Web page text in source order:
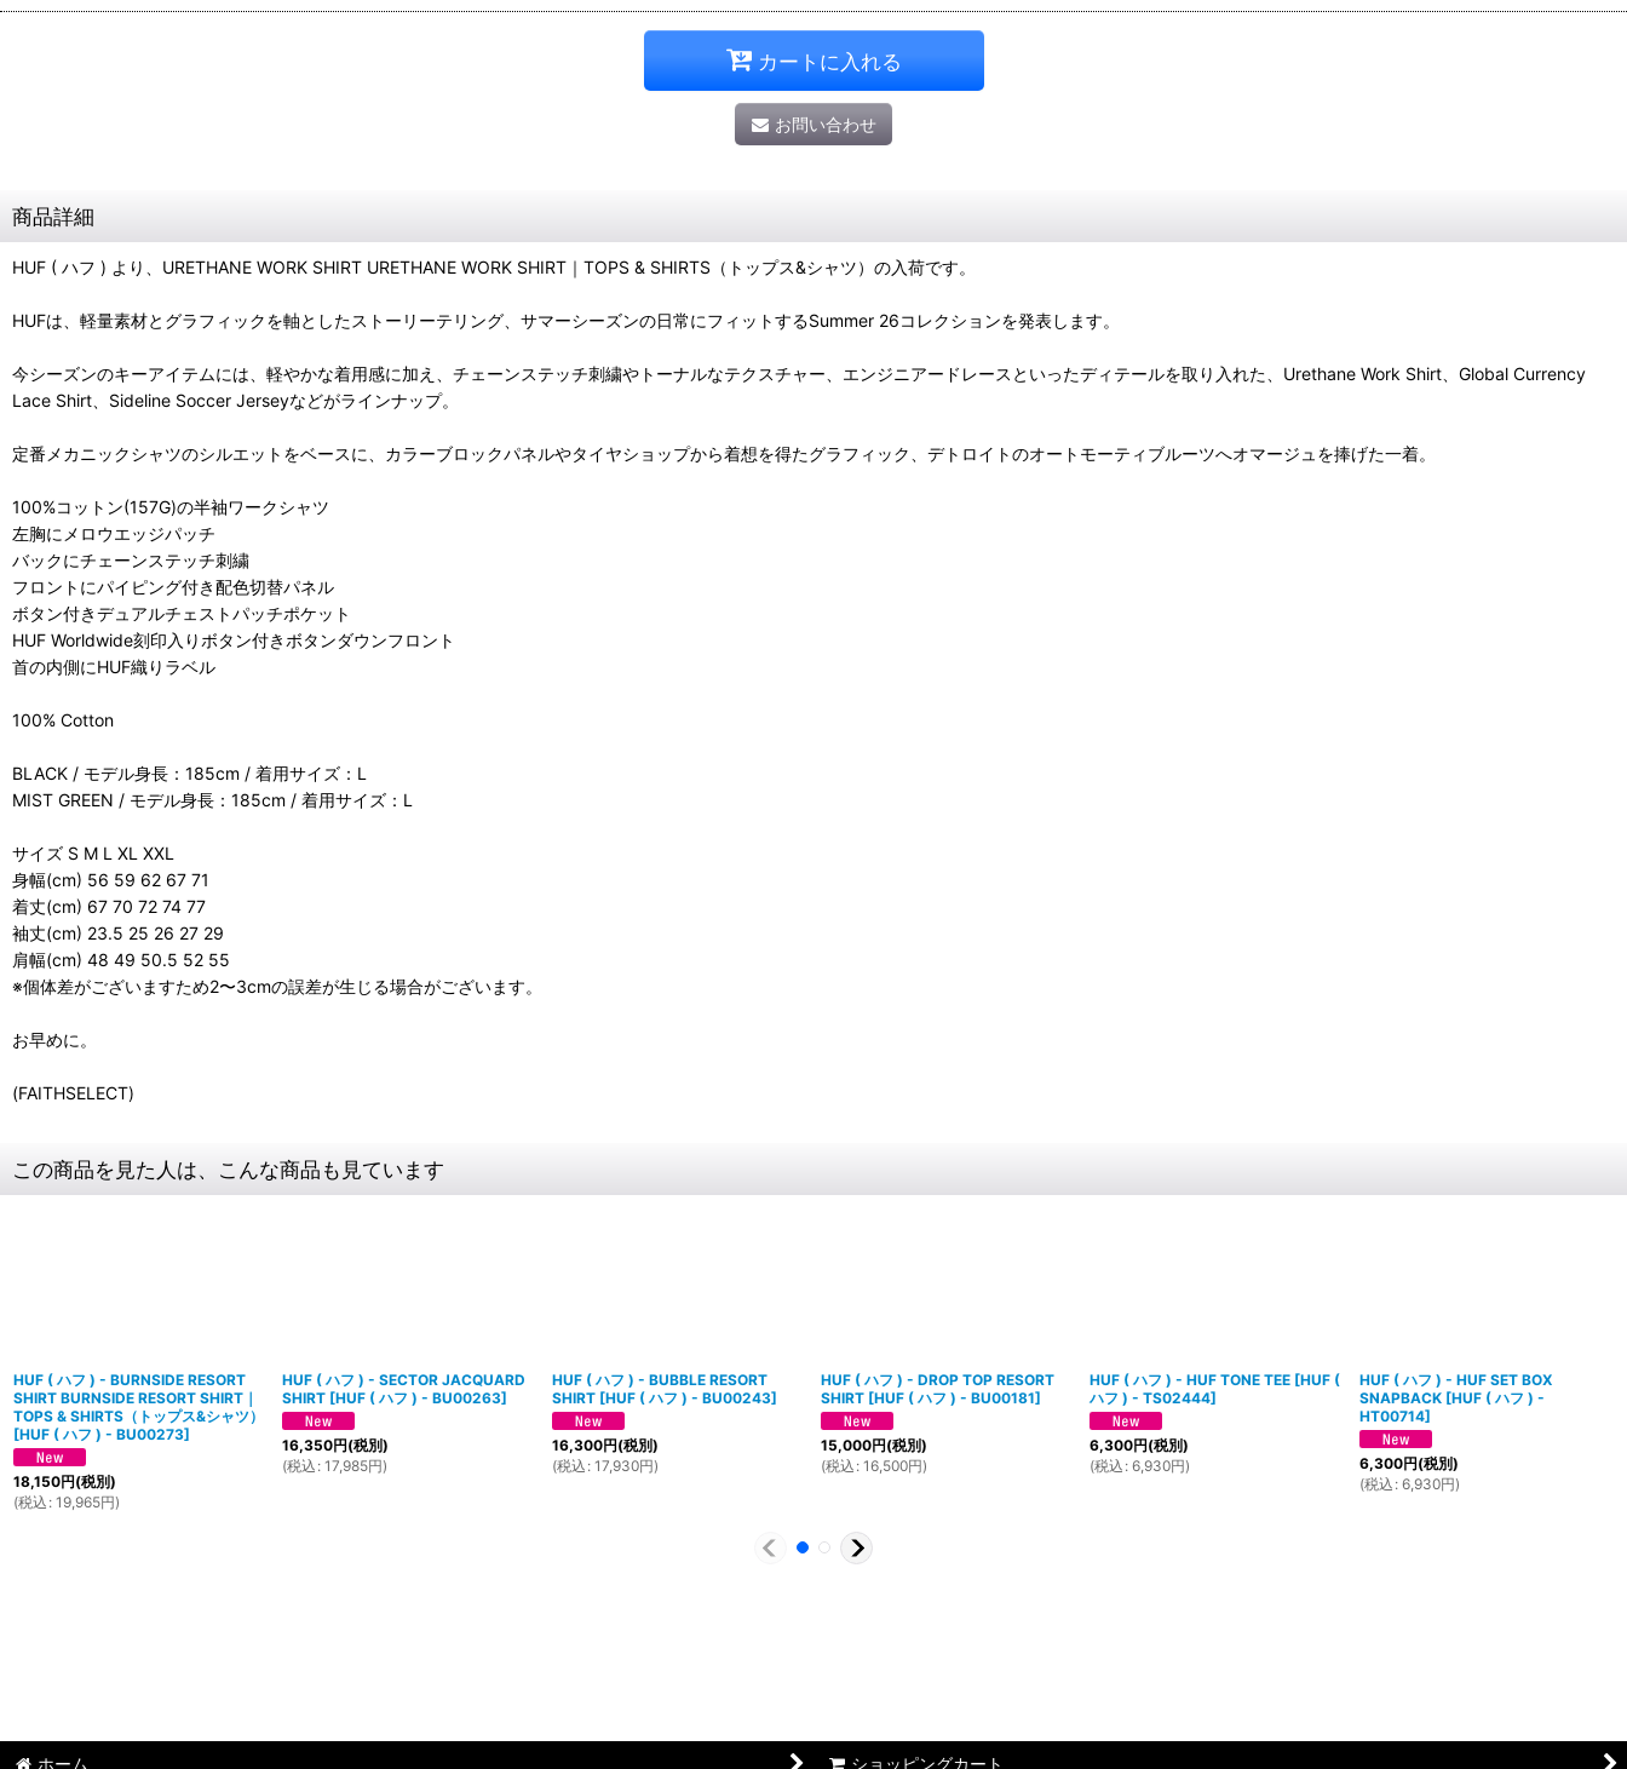
カートに入れる
お問い合わせ
商品詳細
HUF ( ハフ ) より、URETHANE WORK SHIRT URETHANE WORK SHIRT｜TOPS & SHIRTS（トップス&シャツ）の入荷です。
HUFは、軽量素材とグラフィックを軸としたストーリーテリング、サマーシーズンの日常にフィットするSummer 26コレクションを発表します。
今シーズンのキーアイテムには、軽やかな着用感に加え、チェーンステッチ刺繍やトーナルなテクスチャー、エンジニアードレースといったディテールを取り入れた、Urethane Work Shirt、Global Currency
Lace Shirt、Sideline Soccer Jerseyなどがラインナップ。
定番メカニックシャツのシルエットをベースに、カラーブロックパネルやタイヤショップから着想を得たグラフィック、デトロイトのオートモーティブルーツへオマージュを捧げた一着。
100%コットン(157G)の半袖ワークシャツ
左胸にメロウエッジパッチ
バックにチェーンステッチ刺繍
フロントにパイピング付き配色切替パネル
ボタン付きデュアルチェストパッチポケット
HUF Worldwide刻印入りボタン付きボタンダウンフロント
首の内側にHUF織りラベル
100% Cotton
BLACK / モデル身長：185cm / 着用サイズ：L
MIST GREEN / モデル身長：185cm / 着用サイズ：L
サイズ S M L XL XXL
身幅(cm) 56 59 62 67 71
着丈(cm) 67 70 72 74 77
袖丈(cm) 23.5 25 26 27 29
肩幅(cm) 48 49 50.5 52 55
※個体差がございますため2〜3cmの誤差が生じる場合がございます。
お早めに。
(FAITHSELECT)
この商品を見た人は、こんな商品も見ています
HUF ( ハフ ) - BURNSIDE RESORT
SHIRT BURNSIDE RESORT SHIRT｜
TOPS & SHIRTS（トップス&シャツ）
[HUF ( ハフ ) - BU00273]
18,150円(税別)
(税込 : 19,965円)
HUF ( ハフ ) - SECTOR JACQUARD
SHIRT [HUF ( ハフ ) - BU00263]
16,350円(税別)
(税込 : 17,985円)
HUF ( ハフ ) - BUBBLE RESORT
SHIRT [HUF ( ハフ ) - BU00243]
16,300円(税別)
(税込 : 17,930円)
HUF ( ハフ ) - DROP TOP RESORT
SHIRT [HUF ( ハフ ) - BU00181]
15,000円(税別)
(税込 : 16,500円)
HUF ( ハフ ) - HUF TONE TEE [HUF (
ハフ ) - TS02444]
6,300円(税別)
(税込 : 6,930円)
HUF ( ハフ ) - HUF SET BOX
SNAPBACK [HUF ( ハフ ) -
HT00714]
6,300円(税別)
(税込 : 6,930円)
ホーム ショッピングカート